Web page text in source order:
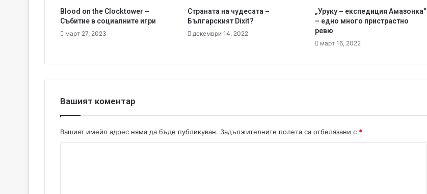
т
и
с
р
1
4
Blood on the Clocktower –
Събитие в социалните игри
март 27, 2023
Страната на чудесата –
Българският Dixit?
декември 14, 2022
„Уруку – експедиция Амазонка“
– едно много пристрастно
ревю
март 16, 2022
Вашият коментар
Вашият имейл адрес няма да бъде публикуван. Задължителните полета са отбелязани с *